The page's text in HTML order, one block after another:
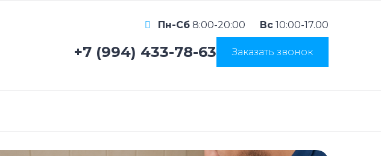
Пн-Сб 8:00-20:00 Вс 10:00-17.00
+7 (994) 433-78-63 Заказать звонок